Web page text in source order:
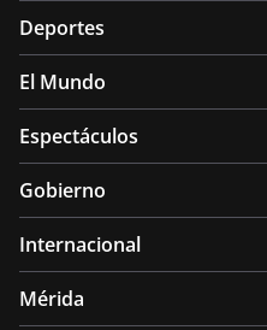
Deportes
El Mundo
Espectáculos
Gobierno
Internacional
Mérida